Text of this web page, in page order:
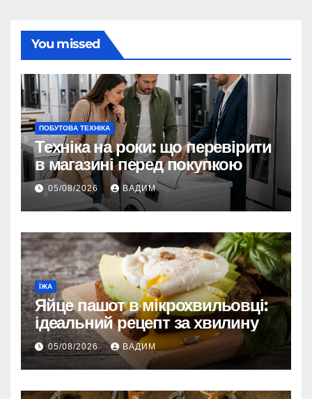
You missed
ПОБУТОВА ТЕХНІКА
Техніка на роки: що перевірити
в магазині перед покупкою
05/08/2026 ВАДИМ
ЇЖА
Яйце пашот в мікрохвильовці:
ідеальний рецепт за хвилину
05/08/2026 ВАДИМ